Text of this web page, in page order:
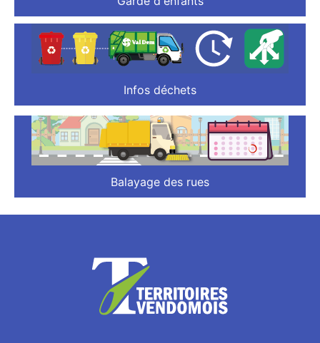
Infos déchets
Balayage des rues